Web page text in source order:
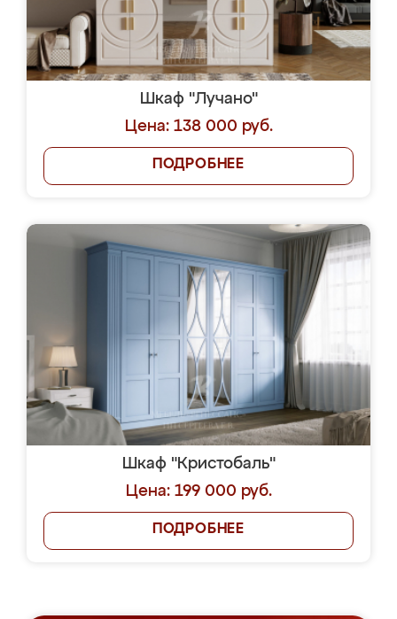
Шкаф "Лучано"
Цена: 138 000 руб.
ПОДРОБНЕЕ
Шкаф "Кристобаль"
Цена: 199 000 руб.
ПОДРОБНЕЕ